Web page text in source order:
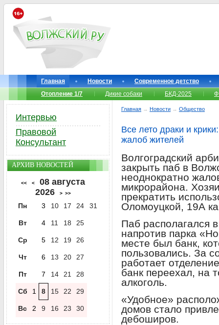
Главная Новости
Современное детство
Отопление 1/7
Дикие собаки БКД-2025
Главная → Новости → Общество
Все лето драки и
жалоб жителей
Волгоградский
закрыть паб в
неоднократно
микрорайона.
прекратить
Оломоуцкой, 19А
Паб располагался
напротив парка
месте был банк,
пользовались. За
работает
банк переехал, на
алкоголь.
«Удобное»
домов стало
дебоширов.
Интервью
Правовой
Консультант
АРХИВ НОВОСТЕЙ
<< <
08 августа
2026
> >>
Пн 3 10 17 24 31
Вт 4 11 18 25
Ср 5 12 19 26
Чт 6 13 20 27
Пт 7 14 21 28
Сб 1 8 15 22 29
Вс 2 9 16 23 30